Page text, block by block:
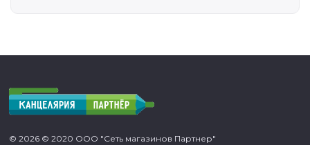
© 2026 © 2020 ООО "Сеть магазинов Партнер"